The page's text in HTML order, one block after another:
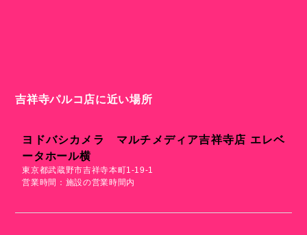
吉祥寺パルコ店に近い場所
ヨドバシカメラ マルチメディア吉祥寺店 エレベ
ータホール横
東京都武蔵野市吉祥寺本町1-19-1
営業時間：施設の営業時間内